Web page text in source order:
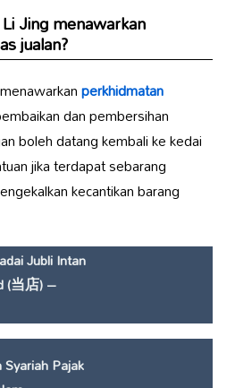
Jingmenawarkan
jualan?
perkhidmatan
dan pembersihan
boleh datang kembali ke kedai
jika terdapat sebarang
kecantikan barang
Jubli Intan
(当店) –
Syariah Pajak